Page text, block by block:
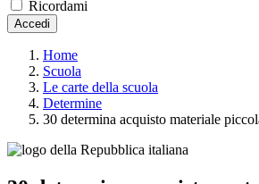
Ricordami
Accedi
Home
Scuola
Le carte della scuola
Determine
30 determina acquisto materiale